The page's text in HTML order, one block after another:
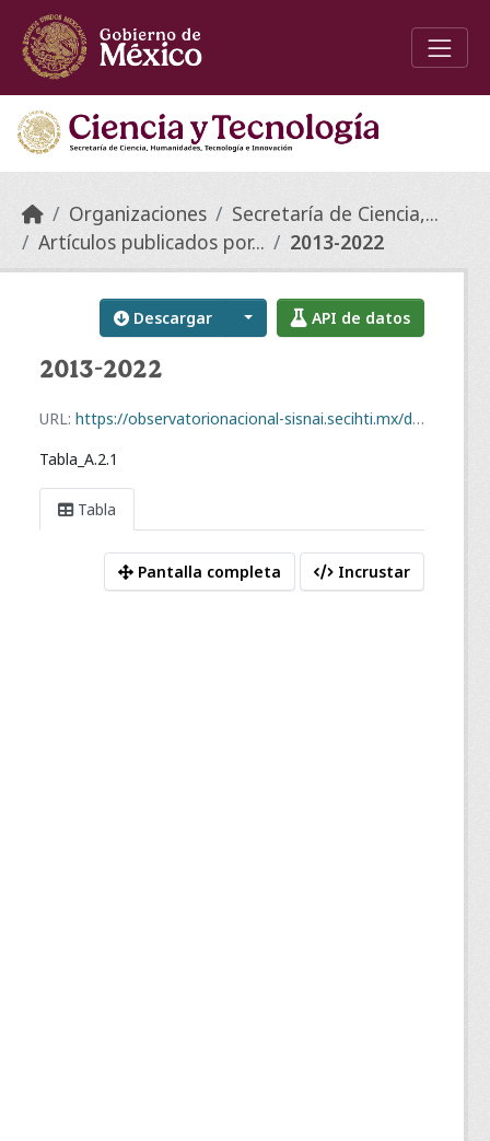
Skip to main content
Organizaciones
Secretaría de Ciencia,...
Artículos publicados por...
2013-2022
Descargar API de datos
2013-2022
URL: https://observatorionacional-sisnai.secihti.mx/dataset/908103f9-0e6b-4d0a-b28f-a6d271da929a/resource/20da9ac2-05b2-4f05-a887-7af73dd5e9d6/download/tabla_a.2.1.csv
Tabla_A.2.1
Tabla
Pantalla completa Incrustar